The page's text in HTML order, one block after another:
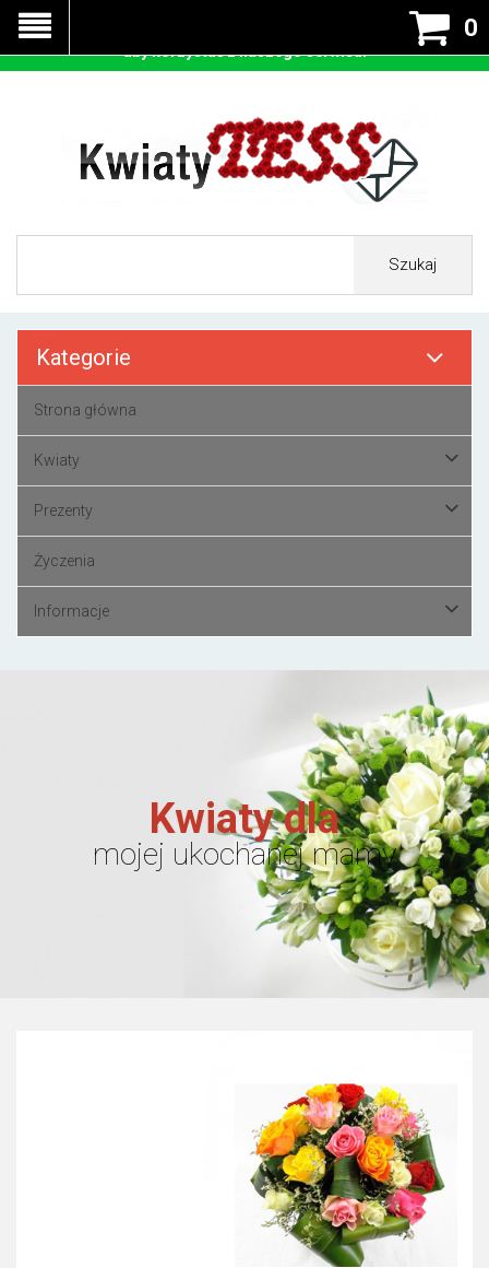
0
Szukaj
Kategorie
Strona główna
Kwiaty
Prezenty
Życzenia
Informacje
Kwiaty dla
mojej ukochanej mamy
Nasza strona korzysta z cookies - czyli tzw ciastek w celu
prawidłowego działania. Zaakceptuj przyjmowanie cookies
aby korzystać z naszego serwisu.